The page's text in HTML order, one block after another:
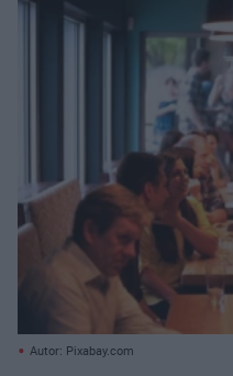
Autor: Pixabay.com